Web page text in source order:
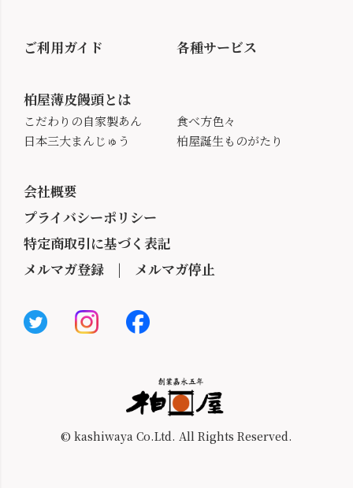
ご利用ガイド 各種サービス
柏屋薄皮饅頭とは
こだわりの自家製あん
日本三大まんじゅう
食べ方色々
柏屋誕生ものがたり
会社概要
プライバシーポリシー
特定商取引に基づく表記
メルマガ登録 | メルマガ停止
© kashiwaya Co.Ltd. All Rights Reserved.